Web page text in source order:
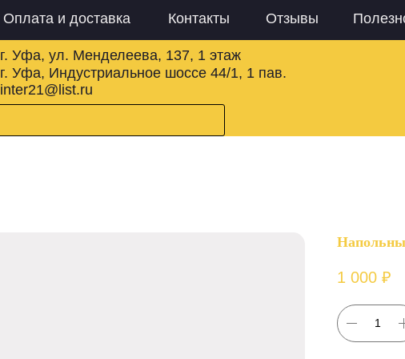
Оплата и доставка Контакты Отзывы
inter21@list.ru
г. Уфа, Индустриальное шоссе 44/1, 1 пав.
г. Уфа, ул. Менделеева, 137, 1 этаж
1 000 ₽